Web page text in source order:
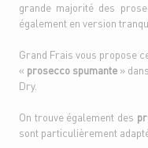
grande majorité des
également en version
Grand Frais vous propose
« prosecco spumante »
Dry.
On trouve également des
sont particulièrement